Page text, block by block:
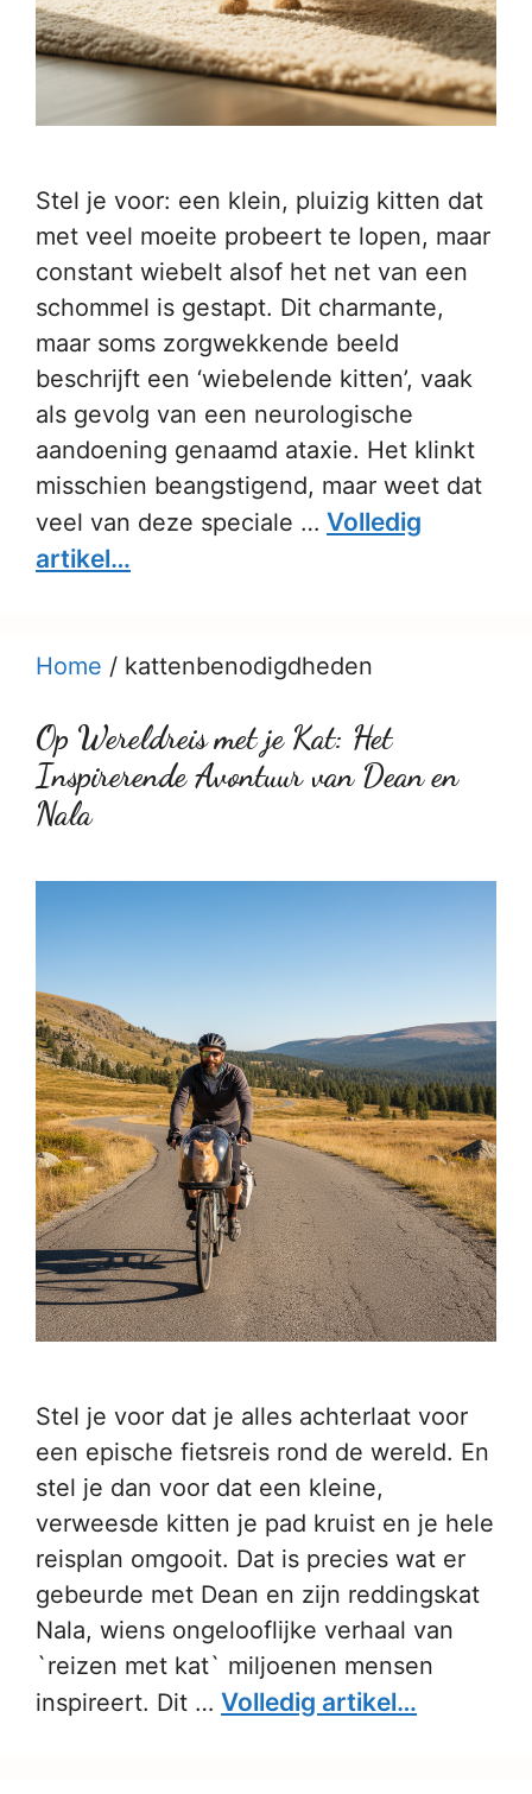
Stel je voor: een klein, pluizig kitten dat
met veel moeite probeert te lopen, maar
constant wiebelt alsof het net van een
schommel is gestapt. Dit charmante,
maar soms zorgwekkende beeld
beschrijft een ‘wiebelende kitten’, vaak
als gevolg van een neurologische
aandoening genaamd ataxie. Het klinkt
misschien beangstigend, maar weet dat
veel van deze speciale … Volledig
artikel…
Home / kattenbenodigdheden
Op Wereldreis met je Kat: Het
Inspirerende Avontuur van Dean en
Nala
Stel je voor dat je alles achterlaat voor
een epische fietsreis rond de wereld. En
stel je dan voor dat een kleine,
verweesde kitten je pad kruist en je hele
reisplan omgooit. Dat is precies wat er
gebeurde met Dean en zijn reddingskat
Nala, wiens ongelooflijke verhaal van
`reizen met kat` miljoenen mensen
inspireert. Dit … Volledig artikel…